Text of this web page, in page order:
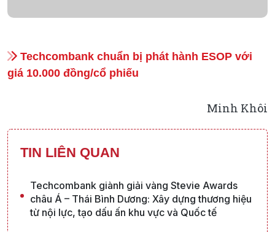
Techcombank chuẩn bị phát hành ESOP với
giá 10.000 đồng/cổ phiếu
Minh Khôi
TIN LIÊN QUAN
Techcombank giành giải vàng Stevie Awards
châu Á – Thái Bình Dương: Xây dựng thương hiệu
từ nội lực, tạo dấu ấn khu vực và Quốc tế